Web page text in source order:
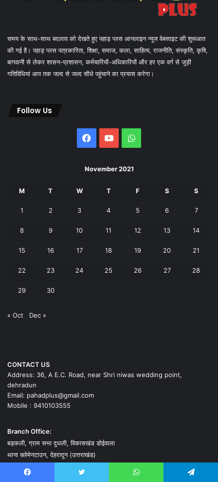
समय के साथ-साथ बदलाव को देखते हुए पहाड़ प्लस आनलाइन न्यूज वेबसाइट की शुरूआत
की गई है। पहाड़ प्लस पत्रकारिता, शिक्षा, समाज, कला, साहित्य, राजनीति, संस्कृति, कृषि,
बागवानी से लेकर शासन-प्रशासन, कर्मचारियों-अधिकारियों और हर एक वर्ग से जुड़ी
गतिविधियां आप तक जल्द से जल्द सीधे पहुंचाने का प्रयास करेगा।
Follow Us
FacebookYouTubeWhatsApp
November 2021
M T W T F S S
1 2 3 4 5 6 7
8 9 10 11 12 13 14
15 16 17 18 19 20 21
22 23 24 25 26 27 28
29 30
« Oct Dec »
CONTACT US
Address: 36, A E.C. Road, near Shri niwas wedding point,
dehradun
Email: pahadplus@gmail.com
Mobile : 9410103555
Branch Office:
बड़कली, ग्राम सभा दुधली, विकासखंड डोईवाला
थाना क्लेमेनटाउन, देहरादून (उत्तराखंड)